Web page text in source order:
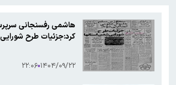
خاص + جدول سنوات مورد نیاز
دبیر کمیسیون امنیت ملی و سیاست خارجی
معنای باز شدن تنگه هرمز نیست
هاشمی رفسنجانی
کرد:جزئیات طرح
۱۴۰۴/۰۹/۲۲ ۲۲:۰۶